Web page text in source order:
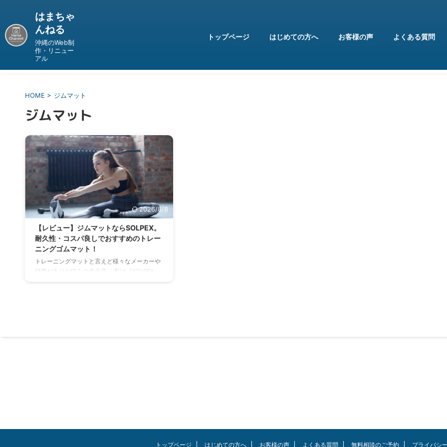
はまちゃ
んねる
沖縄のWeb制
作・リニュー
アル
トップページ はじめての方へ お客様の声 よくある質問
HOME > ジムマット
ジムマット
2026/8/8
【レビュー】ジムマットならSOLPEX。
耐久性・コスパ良しでおすすめのトレー
ニングゴムマット！
トレーニングマットと言えど様々なメーカーや
特徴がありお悩みの方必見。 私は『SOLPEX』
というメーカーのトレーニングジョイントマッ
トップページ はじめての方へ お客様の声 よくある質問 無料相談のご予約 プライバシ